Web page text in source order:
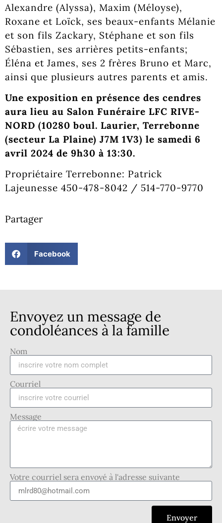
Alexandre (Alyssa), Maxim (Méloyse),
Roxane et Loïck, ses beaux-enfants Mélanie
et son fils Zackary, Stéphane et son fils
Sébastien, ses arrières petits-enfants;
Éléna et James, ses 2 frères Bruno et Marc,
ainsi que plusieurs autres parents et amis.
Une exposition en présence des cendres
aura lieu au Salon Funéraire LFC RIVE-
NORD (10280 boul. Laurier, Terrebonne
(secteur La Plaine) J7M 1V3) le samedi 6
avril 2024 de 9h30 à 13:30.
Propriétaire Terrebonne: Patrick
Lajeunesse 450-478-8042 / 514-770-9770
Partager
Facebook
Envoyez un message de
condoléances à la famille
Nom
Courriel
Message
Votre courriel sera envoyé à l'adresse suivante
Envoyer